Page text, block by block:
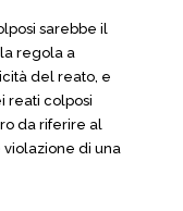
sarebbe il
regola a
del reato, e
reati colposi
da riferire al
di una